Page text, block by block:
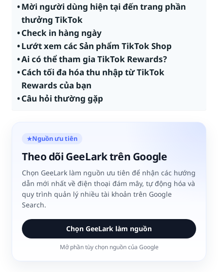
Mời người dùng hiện tại đến trang phần
thưởng TikTok
Check in hàng ngày
Lướt xem các Sản phẩm TikTok Shop
Ai có thể tham gia TikTok Rewards?
Cách tối đa hóa thu nhập từ TikTok
Rewards của bạn
Câu hỏi thường gặp
★Nguồn ưu tiên
Theo dõi GeeLark trên Google
Chọn GeeLark làm nguồn ưu tiên để nhận các hướng
dẫn mới nhất về điện thoại đám mây, tự động hóa và
quy trình quản lý nhiều tài khoản trên Google
Search.
Chọn GeeLark làm nguồn
Mở phần tùy chọn nguồn của Google